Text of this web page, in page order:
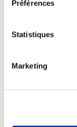
Préférences
Statistiques
Marketing
Partenaire